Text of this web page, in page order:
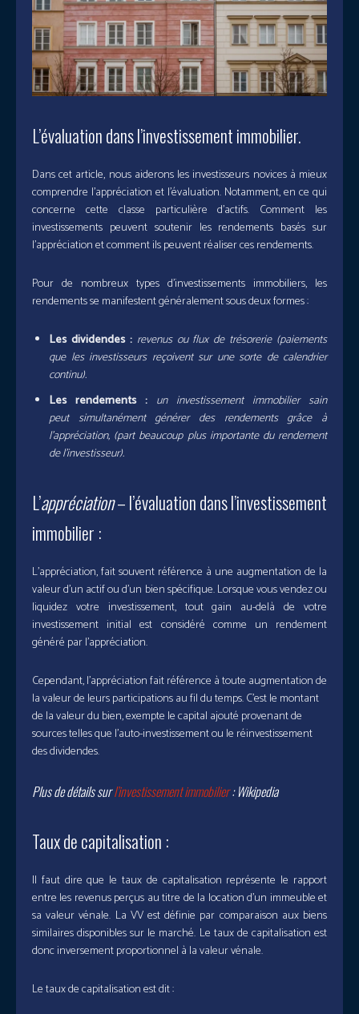
L’évaluation dans l’investissement immobilier.
Dans cet article, nous aiderons les investisseurs novices à mieux
comprendre l’appréciation et l’évaluation. Notamment, en ce qui
concerne cette classe particulière d’actifs. Comment les
investissements peuvent soutenir les rendements basés sur
l’appréciation et comment ils peuvent réaliser ces rendements.
Pour de nombreux types d’investissements immobiliers, les
rendements se manifestent généralement sous deux formes :
Les dividendes : revenus ou flux de trésorerie (paiements
que les investisseurs reçoivent sur une sorte de calendrier
continu).
Les rendements : un investissement immobilier sain
peut simultanément générer des rendements grâce à
l’appréciation, (part beaucoup plus importante du rendement
de l’investisseur).
L’appréciation– l’évaluation dans l’investissement
immobilier :
L’appréciation, fait souvent référence à une augmentation de la
valeur d’un actif ou d’un bien spécifique. Lorsque vous vendez ou
liquidez votre investissement, tout gain au-delà de votre
investissement initial est considéré comme un rendement
généré par l’appréciation.
Cependant, l’appréciation fait référence à toute augmentation de
la valeur de leurs participations au fil du temps. C’est le montant
de la valeur du bien, exempte le capital ajouté provenant de
sources telles que l’auto-investissement ou le réinvestissement
des dividendes.
Plus de détails surl’investissement immobilier: Wikipedia
Taux de capitalisation :
Il faut dire que le taux de capitalisation représente le rapport
entre les revenus perçus au titre de la location d’un immeuble et
sa valeur vénale. La VV est définie par comparaison aux biens
similaires disponibles sur le marché. Le taux de capitalisation est
donc inversement proportionnel à la valeur vénale.
Le taux de capitalisation est dit :